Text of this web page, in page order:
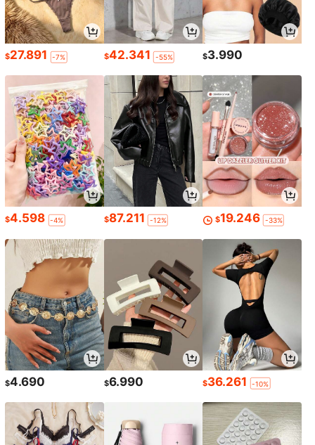
$27.891 -7% $42.341 -55% $3.990
$4.598 -4% $87.211 -12% $19.246 -33%
$4.690 $6.990 $36.261 -10%